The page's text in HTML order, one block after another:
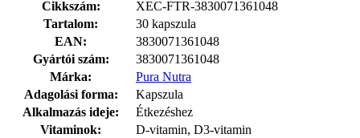
Cikkszám:
XEC-FTR-3830071361048
Tartalom:
30 kapszula
EAN:
3830071361048
Gyártói szám:
3830071361048
Márka:
Pura Nutra
Adagolási forma:
Kapszula
Alkalmazás ideje:
Étkezéshez
Vitaminok:
D-vitamin, D3-vitamin